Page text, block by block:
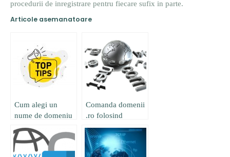
procedurii de inregistrare pentru fiecare sufix in parte.
Articole asemanatoare
Cum alegi un
nume de domeniu
Comanda domenii
.ro folosind
diacritice!